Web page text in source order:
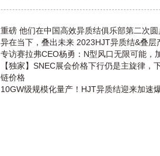
重磅 他们在中国高效异质结俱乐部第二次
异在当下，叠出未来 2023HJT异质结&叠层
专访赛拉弗CEO杨勇：N型风口无限可能，
【独家】SNEC展会价格下行仍是主旋律，
链价格
10GW级规模化量产！HJT异质结迎来加速